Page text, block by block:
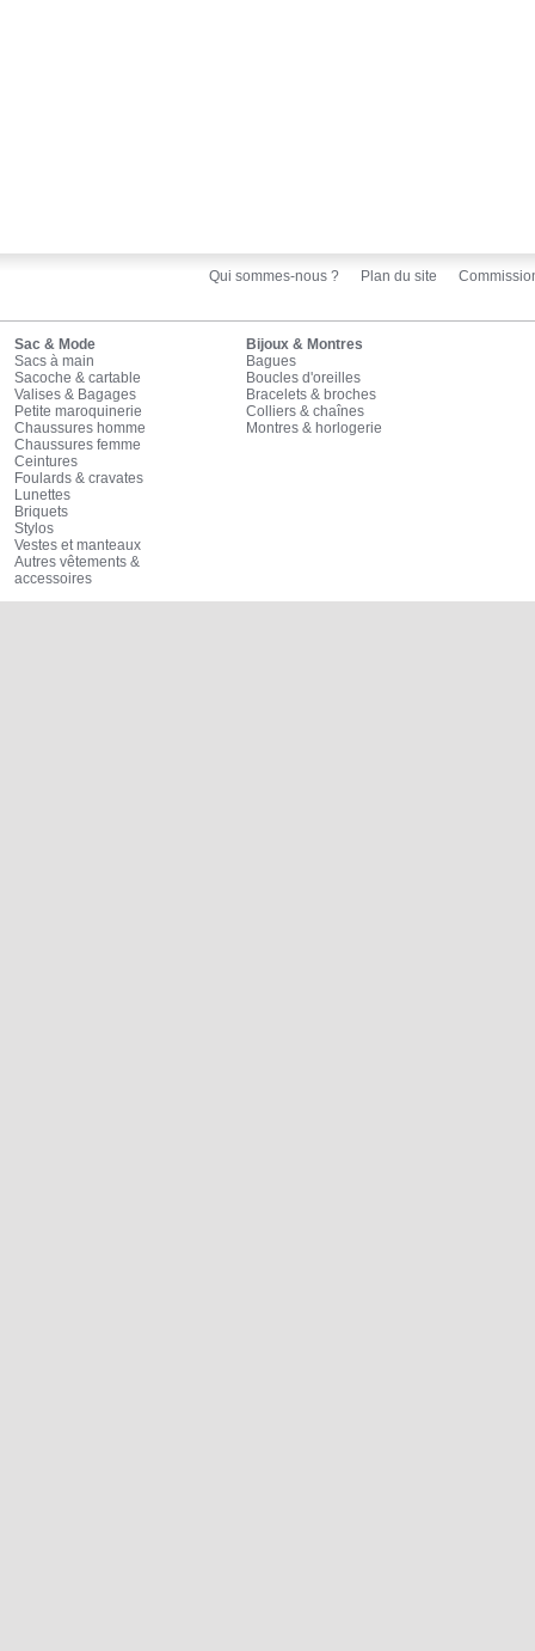
Qui sommes-nous ? Plan du site
Sac & Mode
Sacs à main
Sacoche & cartable
Valises & Bagages
Petite maroquinerie
Chaussures homme
Chaussures femme
Ceintures
Foulards & cravates
Lunettes
Briquets
Stylos
Vestes et manteaux
Autres vêtements &
accessoires
Bijoux & Montres
Bagues
Boucles d'oreilles
Bracelets & broches
Colliers & chaînes
Montres & horlogerie